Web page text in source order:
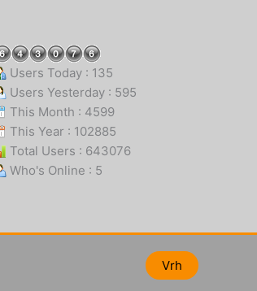
Users Today : 135
Users Yesterday : 595
This Month : 4599
This Year : 102885
Total Users : 643076
Who's Online : 5
Vrh